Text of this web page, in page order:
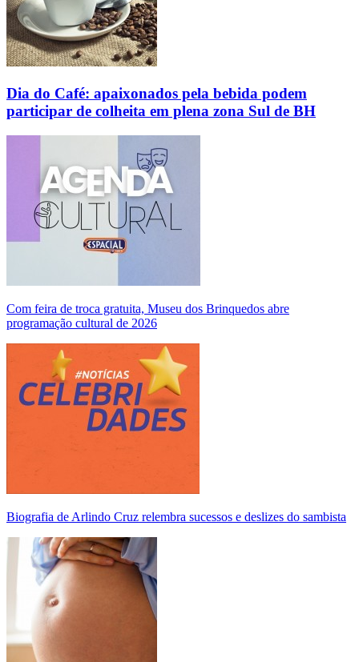
Dia do Café: apaixonados pela bebida podem
participar de colheita em plena zona Sul de BH
Com feira de troca gratuita, Museu dos Brinquedos abre
programação cultural de 2026
Biografia de Arlindo Cruz relembra sucessos e deslizes do sambista